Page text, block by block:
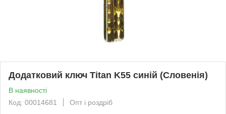
Додатковий ключ Titan K55 синій (Словенія)
В наявності
Код: 00014681
Опт і роздріб